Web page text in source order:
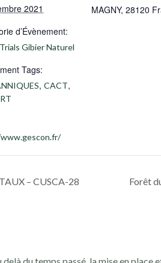
2021
d’Évènement:
Gibier Naturel
Tags:
, CACT,
MAGNY, 28120
– CUSCA-28 Forêt